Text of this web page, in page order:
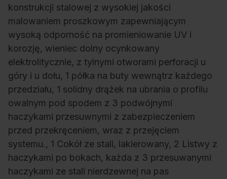
konstrukcji stalowej z wysokiej jakości
malowaniem proszkowym zapewniającym
wysoką odporność na promieniowanie UV i
korozję, wieniec dolny ocynkowany
elektrolitycznie, z tylnymi otworami perforacji u
góry i u dołu, 1 półka na buty wewnątrz każdego
przedziału, 1 solidny drążek na ubrania o profilu
owalnym pod spodem z 3 podwójnymi
haczykami przesuwnymi z zabezpieczeniem
przed przekręceniem, wraz z przejęciem
systemu., 1 Cokół ze stali, lakierowany, 2 Listwy z
haczykami po bokach, każda z 3 przesuwanymi
haczykami ze stali nierdzewnej na pas